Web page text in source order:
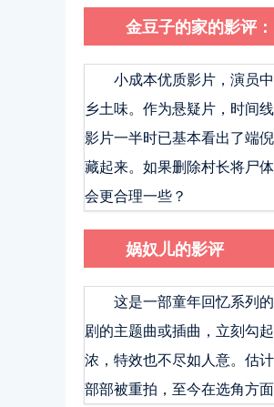
金豆子的家的影评：
小成本优质影片，演员
乡土味。作为悬疑片，时间
影片一半时已基本看出了端
藏起来。如果删除村长将尸
会更合理一些？
娲奴儿的影评
这是一部童年回忆系列
剧的主题曲或插曲，立刻勾
浓，特效也不尽如人意。估
部部被重拍，至今在选角方面